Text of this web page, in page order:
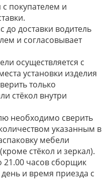
покупателем и
до доставки водитель
и согласовывает
осуществляется с
установки изделия
только
стёкол внутри
необходимо сверить
указанным в
мебели
стёкол и зеркал).
21.00 часов сборщик
и время приезда с